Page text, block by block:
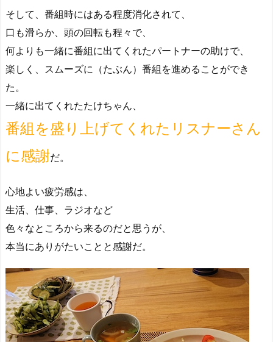
そして、番組時にはある程度消化されて、
口も滑らか、頭の回転も程々で、
何よりも一緒に番組に出てくれたパートナーの助けで、
楽しく、スムーズに（たぶん）番組を進めることができ
た。
一緒に出てくれたたけちゃん、
番組を盛り上げてくれたリスナーさん
に感謝だ。
心地よい疲労感は、
生活、仕事、ラジオなど
色々なところから来るのだと思うが、
本当にありがたいことと感謝だ。